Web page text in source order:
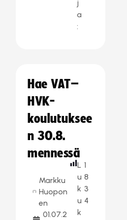
j
a
:
Hae VAT–
HVK-
koulutuksee
n 30.8.
mennessä
Markku
Huopon
en
01.07.2
L
u
k
u
k
1
8
3
4